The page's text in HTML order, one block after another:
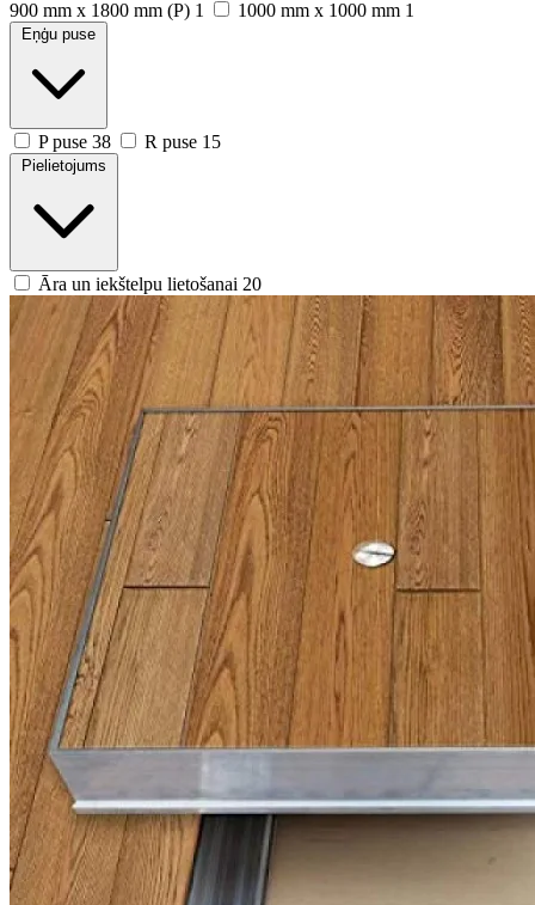
900 mm x 1800 mm (P) 1 1000 mm x 1000 mm 1
Eņģu puse
P puse 38 R puse 15
Pielietojums
Āra un iekštelpu lietošanai 20